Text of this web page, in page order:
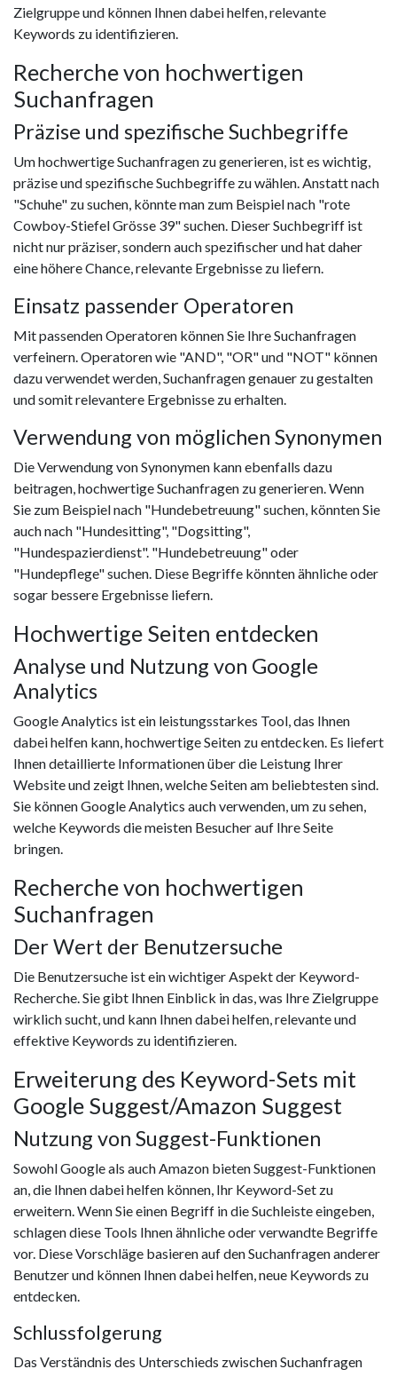
Zielgruppe und können Ihnen dabei helfen, relevante
Keywords zu identifizieren.
Recherche von hochwertigen
Suchanfragen
Präzise und spezifische Suchbegriffe
Um hochwertige Suchanfragen zu generieren, ist es wichtig,
präzise und spezifische Suchbegriffe zu wählen. Anstatt nach
"Schuhe" zu suchen, könnte man zum Beispiel nach "rote
Cowboy-Stiefel Grösse 39" suchen. Dieser Suchbegriff ist
nicht nur präziser, sondern auch spezifischer und hat daher
eine höhere Chance, relevante Ergebnisse zu liefern.
Einsatz passender Operatoren
Mit passenden Operatoren können Sie Ihre Suchanfragen
verfeinern. Operatoren wie "AND", "OR" und "NOT" können
dazu verwendet werden, Suchanfragen genauer zu gestalten
und somit relevantere Ergebnisse zu erhalten.
Verwendung von möglichen Synonymen
Die Verwendung von Synonymen kann ebenfalls dazu
beitragen, hochwertige Suchanfragen zu generieren. Wenn
Sie zum Beispiel nach "Hundebetreuung" suchen, könnten Sie
auch nach "Hundesitting", "Dogsitting",
"Hundespazierdienst". "Hundebetreuung" oder
"Hundepflege" suchen. Diese Begriffe könnten ähnliche oder
sogar bessere Ergebnisse liefern.
Hochwertige Seiten entdecken
Analyse und Nutzung von Google
Analytics
Google Analytics ist ein leistungsstarkes Tool, das Ihnen
dabei helfen kann, hochwertige Seiten zu entdecken. Es liefert
Ihnen detaillierte Informationen über die Leistung Ihrer
Website und zeigt Ihnen, welche Seiten am beliebtesten sind.
Sie können Google Analytics auch verwenden, um zu sehen,
welche Keywords die meisten Besucher auf Ihre Seite
bringen.
Recherche von hochwertigen
Suchanfragen
Der Wert der Benutzersuche
Die Benutzersuche ist ein wichtiger Aspekt der Keyword-
Recherche. Sie gibt Ihnen Einblick in das, was Ihre Zielgruppe
wirklich sucht, und kann Ihnen dabei helfen, relevante und
effektive Keywords zu identifizieren.
Erweiterung des Keyword-Sets mit
Google Suggest/Amazon Suggest
Nutzung von Suggest-Funktionen
Sowohl Google als auch Amazon bieten Suggest-Funktionen
an, die Ihnen dabei helfen können, Ihr Keyword-Set zu
erweitern. Wenn Sie einen Begriff in die Suchleiste eingeben,
schlagen diese Tools Ihnen ähnliche oder verwandte Begriffe
vor. Diese Vorschläge basieren auf den Suchanfragen anderer
Benutzer und können Ihnen dabei helfen, neue Keywords zu
entdecken.
Schlussfolgerung
Das Verständnis des Unterschieds zwischen Suchanfragen